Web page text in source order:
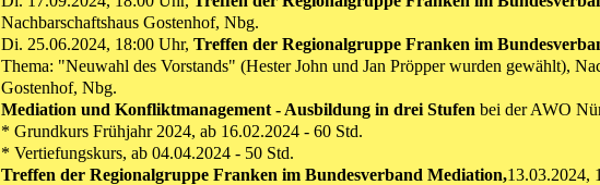
Nachbarschaftshaus Gostenhof, Nbg.
Di. 25.06.2024, 18:00 Uhr, Treffen der Regionalgruppe Franken im
Thema: "Neuwahl des Vorstands" (Hester John und Jan Pröpper wurden gewählt),
Gostenhof, Nbg.
Mediation und Konfliktmanagement - Ausbildung in drei Stufen bei der AWO
* Grundkurs Frühjahr 2024, ab 16.02.2024 - 60 Std.
* Vertiefungskurs, ab 04.04.2024 - 50 Std.
Treffen der Regionalgruppe Franken im Bundesverband Mediation,13.03.2024,